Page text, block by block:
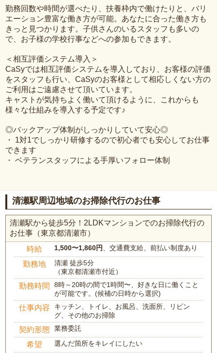
勤務回数や時間が選べたり、扶養枠内で働けたりと、バリ
エーション豊富な働き方が可能。あなたに合った働き方も
きっと見つかります。子供さんのいるスタッフも多いの
で、お子様の学校行事などへの参加もできます。
＜相互評価システム導入＞
CaSyでは相互評価システムを導入しており、お客様の評価
をスタッフも行い、CaSyのお客様として相応しくない方の
ご利用はご遠慮させて頂いています。
キャストが気持ちよく働いて頂けるように、これからも
様々な仕組みを導入する予定です♪
◎バックアップ体制がしっかりしていて安心◎
・ 1対1でしっかり研修するので初心者でも安心してお仕事
できます
・ ベテランスタッフによる手厚いフォロー体制
清瀬駅周辺地域のお掃除代行のお仕事
清瀬駅から徒歩5分！2LDKマンションでのお掃除代行の
お仕事（東京都清瀬市）
時給 1,500〜1,860円、交通費支給、前払い制度あり
勤務地
清瀬 徒歩5分
（東京都清瀬市付近）
勤務時間
8時～20時の間で1時間〜、好きな日に働くこと
が可能です。(候補の日時から選択)
仕事内容
キッチン、トイレ、お風呂、洗面所、リビン
グ、その他のお掃除
契約形態 業務委託
希望 選んだ箇所をキレイにしたい